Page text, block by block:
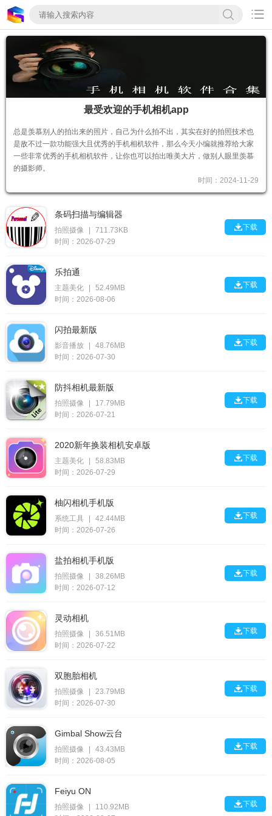

最受欢迎的手机相机app
总是羡慕别人的拍出来的照片，自己为什么拍不出，其实在好的拍照技术也
是敌不过一款功能强大且优秀的手机相机软件，那么今天小编就推荐给大家
一些非常优秀的手机相机软件，让你也可以拍出唯美大片，做别人眼里羡慕
的摄影师。
时间：2024-11-29
条码扫描与编辑器
拍照摄像
711.73KB
时间：2026-07-29
下载
乐拍通
主题美化
52.49MB
时间：2026-08-06
下载
闪拍最新版
影音播放
48.76MB
时间：2026-07-30
下载
防抖相机最新版
拍照摄像
17.79MB
时间：2026-07-21
下载
2020新年换装相机安卓版
主题美化
58.83MB
时间：2026-07-29
下载
柚闪相机手机版
系统工具
42.44MB
时间：2026-07-26
下载
盐拍相机手机版
拍照摄像
38.26MB
时间：2026-07-12
下载
灵动相机
拍照摄像
36.51MB
时间：2026-07-22
下载
双胞胎相机
拍照摄像
23.79MB
时间：2026-07-30
下载
Gimbal Show云台
拍照摄像
43.43MB
时间：2026-08-05
下载
Feiyu ON
拍照摄像
110.92MB
下载